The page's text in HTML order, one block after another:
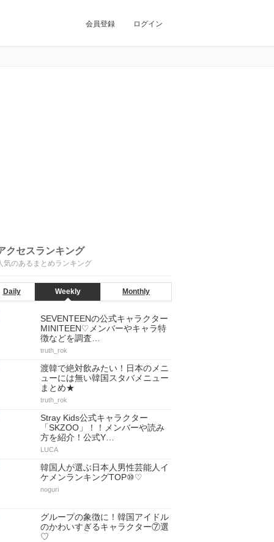
会員登録 ログイン
クセスランキング
気のあるまとめランキング
Daily Weekly Monthly
SEVENTEENの公式キャラクター
MINITEEN♡メンバーやキャラ特
徴などを調査…
truth_rok
渡韓で絶対飲みたい！日本のメニ
ューには無い韓国スタバメニュー
まとめ★
truth_rok
Stray Kids公式キャラクター
「SKZOO」！！メンバーや読み
方を紹介！公式Y…
LUCA
韓国人が選ぶ日本人男性芸能人イ
ケメンランキングTOP⑩♡
noguri
グループの象徴に！韓国アイドル
のかわいすぎるキャラクター⑦選
♡